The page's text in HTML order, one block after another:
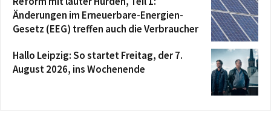
Änderungen im Erneuerbare-Energien-
Gesetz (EEG) treffen auch die Verbraucher
Hallo Leipzig: So startet Freitag, der 7.
August 2026, ins Wochenende